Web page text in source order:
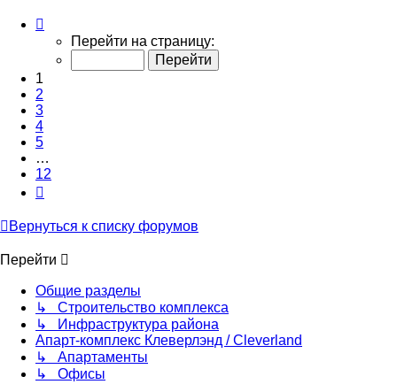
12
Перейти на страницу:
1
2
3
4
5
…
12
Вернуться к списку форумов
Перейти
Общие разделы
↳ Строительство комплекса
↳ Инфраструктура района
Апарт-комплекс Клеверлэнд / Cleverland
↳ Апартаменты
↳ Офисы